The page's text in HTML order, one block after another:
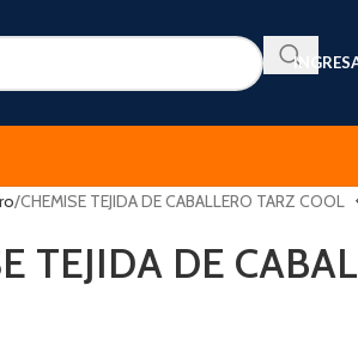
CHEMISE TEJIDA DE CABALLERO TARZ COOL
TEJIDA DE